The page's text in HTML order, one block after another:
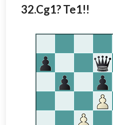
32.Cg1? Te1!!